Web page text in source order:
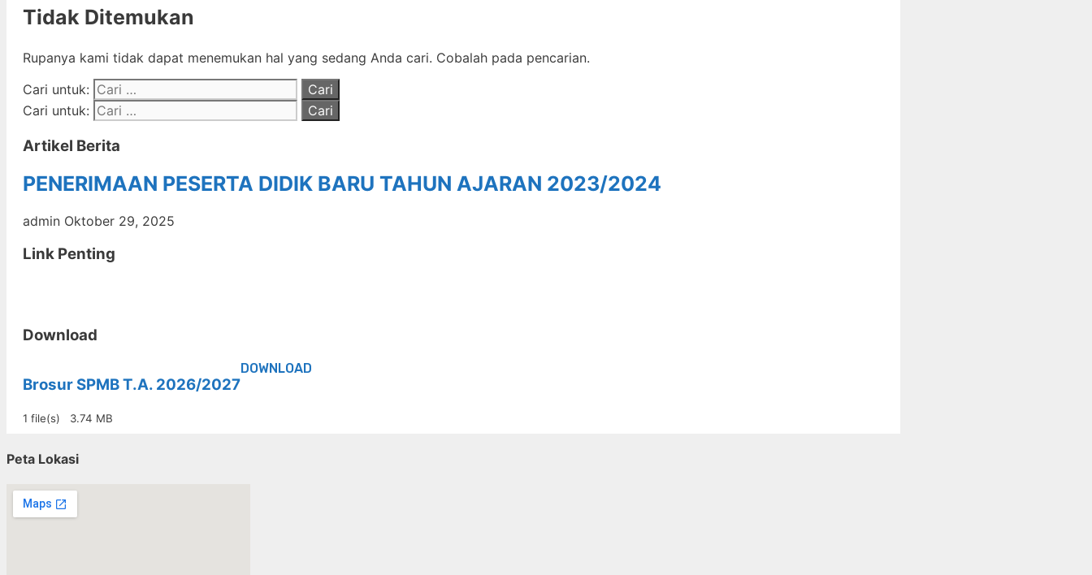
Tidak Ditemukan
Rupanya kami tidak dapat menemukan hal yang sedang Anda cari. Cobalah pada pencarian.
Cari untuk:
Cari untuk:
Artikel Berita
PENERIMAAN PESERTA DIDIK BARU TAHUN AJARAN 2023/2024
admin Oktober 29, 2025
Link Penting
Download
Brosur SPMB T.A. 2026/2027
1 file(s) 3.74 MB
DOWNLOAD
Peta Lokasi